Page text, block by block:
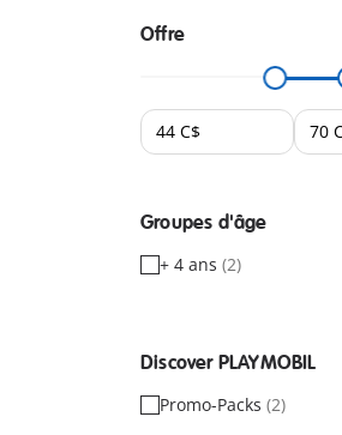
Offre
Groupes d'âge
+ 4 ans (2)
Discover PLAYMOBIL
Promo-Packs (2)